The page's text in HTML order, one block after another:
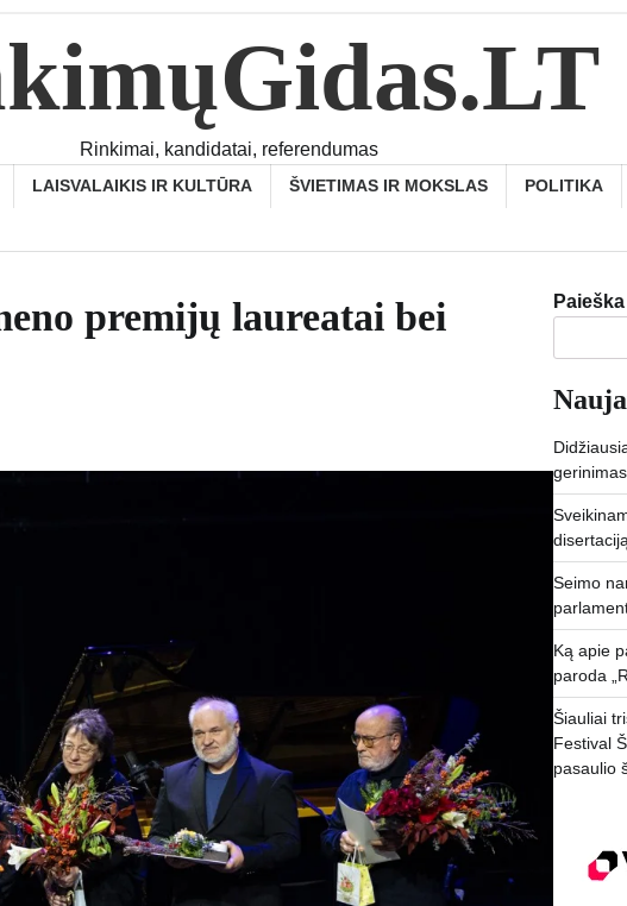
Rinkimai, kandidatai, referendumas
LAISVALAIKIS IR KULTŪRA ŠVIETIMAS IR MOKSLAS POLITIKA
premijų laureatai bei
Paieška
gerinimas
Seimo
Ką apie
paroda
Šiauliai
Festival
pasaulio